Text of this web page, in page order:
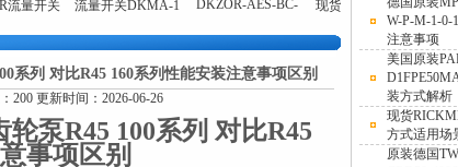
关
流量开关DKMA-1
DKZOR-AES-BC-
现货高精度流量计
例阀
货
系列 对比R45 160系列性能安装注意事项区别
200 更新时间：2026-06-26
泵R45 100系列 对比R45
事项区别
W-P-M-1-0-
注意事项
美国原装
装方式解析
现货
方式适用场
原装德国